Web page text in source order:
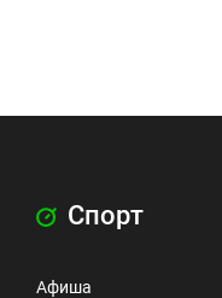
Спорт
Афиша